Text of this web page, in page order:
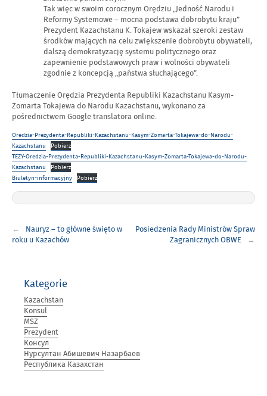
Tak więc w swoim corocznym Orędziu „Jedność Narodu i
Reformy Systemowe – mocna podstawa dobrobytu kraju”
Prezydent Kazachstanu K. Tokajew wskazał szeroki zestaw
środków mających na celu zwiększenie dobrobytu obywateli,
dalszą demokratyzację systemu politycznego oraz
zapewnienie podstawowych praw i wolności obywateli
zgodnie z koncepcją „państwa słuchającego”.
Tłumaczenie Orędzia Prezydenta Republiki Kazachstanu Kasym-
Żomarta Tokajewa do Narodu Kazachstanu, wykonano za
pośrednictwem Google translatora online.
Oredzia-Prezydenta-Republiki-Kazachstanu-Kasym-Zomarta-Tokajewa-do-Narodu-
Kazachstanu
Pobierz
TEZY-Oredzia-Prezydenta-Republiki-Kazachstanu-Kasym-Zomarta-Tokajewa-do-Narodu-
Kazachstanu
Pobierz
Biuletyn-informacyjny Pobierz
wpisuNauryz – to główne święto w
roku u Kazachów
Posiedzenia Rady Ministrów Spraw
Zagranicznych OBWE
Kategorie
Kazachstan
Konsul
MSZ
Prezydent
Консул
Нурсултан Абишевич Назарбаев
Республика Казахстан